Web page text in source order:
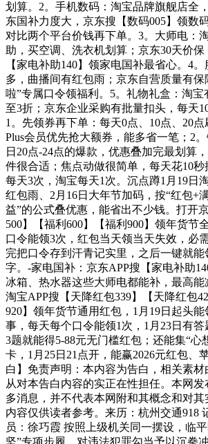
划算。2。手机数码：淘宝品牌旗舰店全
东国补力度大，京东搜【数码005】领数
对比两个平台价钱再下单。3。大师电：
助，买空调、洗衣机划算；京东30天价保
【家电补助140】领家电国补最省心。4
多，曲播间有红包雨；京东自营质量有保
啦”专属口令领福利。5。礼物礼盒：淘
至3折；京东企业采购有批量扣头，每天
1。先领券再下单：每天0点、10点、20
Plus会员优先抢大额券，能多省一笔；2
日20点-24点的爆款，优惠叠加完最划算
件很合适；焦点动做很简单，每天花10
每天3次，淘宝每天1次。沉点蹲1月19日
红包雨、2月16日大年节加码，按“红包+
益”的公式叠优惠，能省出不少钱。打开
500】【福利600】【福利900】领年货节
口令能领3次，红包当天领当天失效，必
完把口令存到汗青记实里，之后一键就
字。-家电国补：京东APP搜【家电补助
冰箱、热水器这些大师电都能补，最高能
淘宝APP搜【天降红包339】【天降红包
920】领年货节通用红包，1月19日起头能
事，每天每个口令能领1次，1月23日有
3题就能得5-88元无门槛红包；还能集“心
卡，1月25日21点开，能赢2026元红包、
白】免责声明：本内容为告白，相关素材
从对本告白内容的实正在性担任。本网
多消息，并不代表本网附和其概念和对其
内容仅供读者参考。来历：杭州交通918
员：徐巧霞 按照上级机关同一摆设，临